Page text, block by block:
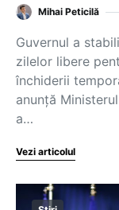
Mihai Peticilă
Guvernul a
zilelor libere
închiderii
anunță
a…
Vezi articolul